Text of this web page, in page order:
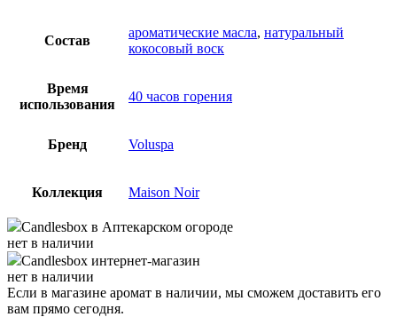
Состав
ароматические масла, натуральный
кокосовый воск
Время
использования
40 часов горения
Бренд Voluspa
Коллекция Maison Noir
Candlesbox в Аптекарском огороде
нет в наличии
Candlesbox интернет-магазин
нет в наличии
Если в магазине аромат в наличии, мы сможем доставить его
вам прямо сегодня.